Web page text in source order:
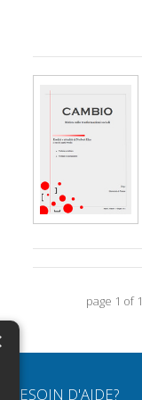
page 1 of 1
BESOIN D'AIDE?